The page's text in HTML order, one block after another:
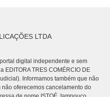
LTDA
digital independente e sem
EDITORA TRES COMÉRCIO DE
Informamos também que não
oferecemos cancelamento do